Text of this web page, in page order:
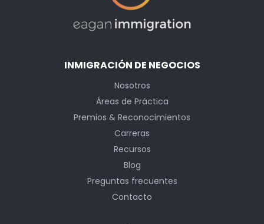
INMIGRACIÓN DE NEGOCIOS
Nosotros
Áreas de Práctica
Premios & Reconocimientos
Carreras
Recursos
Blog
Preguntas frecuentes
Contacto